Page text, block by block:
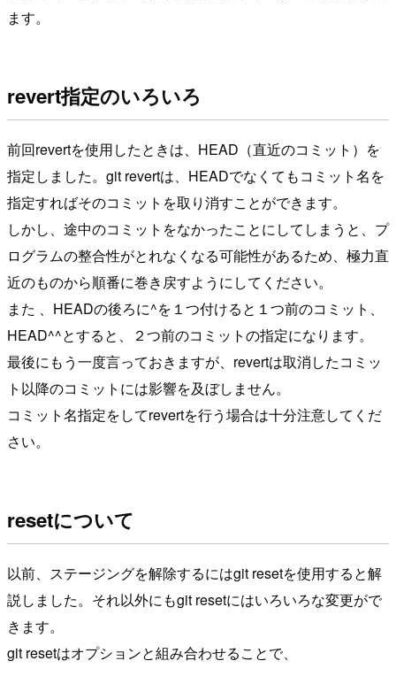
ます。
revert指定のいろいろ
前回revertを使用したときは、HEAD（直近のコミット）を
指定しました。git revertは、HEADでなくてもコミット名を
指定すればそのコミットを取り消すことができます。
しかし、途中のコミットをなかったことにしてしまうと、プ
ログラムの整合性がとれなくなる可能性があるため、極力直
近のものから順番に巻き戻すようにしてください。
また 、HEADの後ろに^を１つ付けると１つ前のコミット、
HEAD^^とすると、２つ前のコミットの指定になります。
最後にもう一度言っておきますが、revertは取消したコミッ
ト以降のコミットには影響を及ぼしません。
コミット名指定をしてrevertを行う場合は十分注意してくだ
さい。
resetについて
以前、ステージングを解除するにはgit resetを使用すると解
説しました。それ以外にもgit resetにはいろいろな変更がで
きます。
git resetはオプションと組み合わせることで、